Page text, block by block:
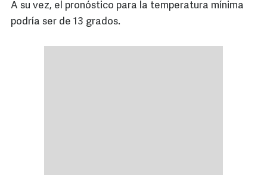
A su vez, el pronóstico para la temperatura mínima
podría ser de 13 grados.